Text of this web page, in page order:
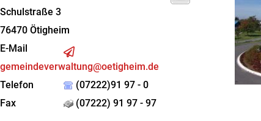
Schulstraße 3
76470 Ötigheim
E-Mail
gemeindeverwaltung@oetigheim.de
Telefon
(07222)91 97 - 0
Fax
(07222) 91 97 - 97